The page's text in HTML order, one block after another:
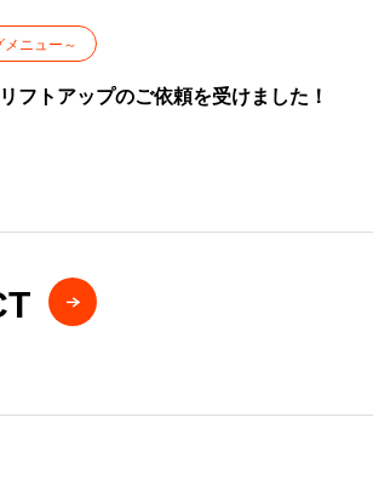
ニュー～
フトアップのご依頼を受けました！